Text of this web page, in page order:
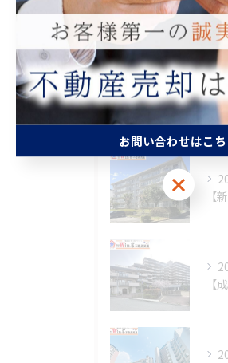
査定
買取
最近の投稿
お問い合わせはこ
お問い合わせはこち